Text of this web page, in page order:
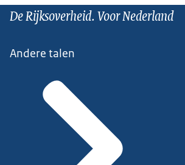
De Rijksoverheid. Voor Nederland
Andere talen